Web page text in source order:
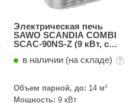
Электрическая печь
SAWO SCANDIA COMBI
SCAC-90NS-Z (9 кВт, с
выносной пульт, внутри
в наличии (на складе)
Объем парной, до: 14 м³
Мощность: 9 кВт